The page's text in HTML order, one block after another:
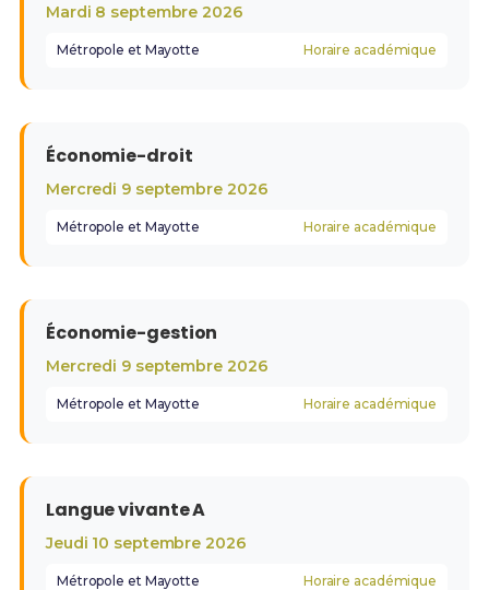
Mardi 8 septembre 2026
Métropole et Mayotte Horaire académique
Économie-droit
Mercredi 9 septembre 2026
Métropole et Mayotte Horaire académique
Économie-gestion
Mercredi 9 septembre 2026
Métropole et Mayotte Horaire académique
Langue vivante A
Jeudi 10 septembre 2026
Métropole et Mayotte Horaire académique